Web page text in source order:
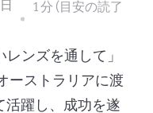
1 分 (目安の読了
レンズを通して」
ーストラリアに渡
活躍し、成功を遂